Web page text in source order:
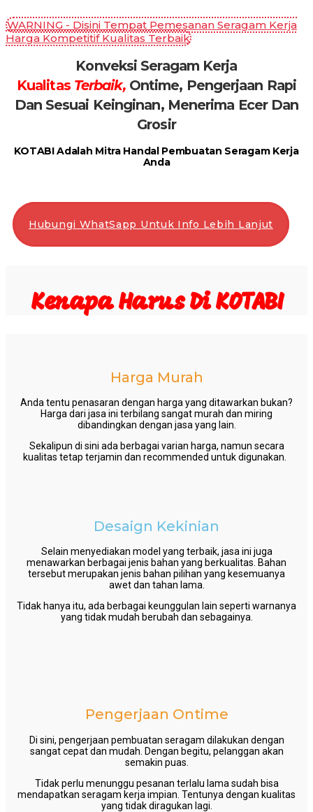
WARNING - Disini Tempat Pemesanan Seragam Kerja
Harga Kompetitif Kualitas Terbaik
Konveksi Seragam Kerja
Kualitas Terbaik,Ontime, Pengerjaan Rapi
Dan Sesuai Keinginan, Menerima Ecer Dan
Grosir
KOTABI Adalah Mitra Handal Pembuatan Seragam Kerja
Anda
Hubungi WhatSapp Untuk Info Lebih Lanjut
Kenapa Harus Di KOTABI
Harga Murah
Anda tentu penasaran dengan harga yang ditawarkan bukan?
Harga dari jasa ini terbilang sangat murah dan miring
dibandingkan dengan jasa yang lain.
Sekalipun di sini ada berbagai varian harga, namun secara
kualitas tetap terjamin dan recommended untuk digunakan.
Desaign Kekinian
Selain menyediakan model yang terbaik, jasa ini juga
menawarkan berbagai jenis bahan yang berkualitas. Bahan
tersebut merupakan jenis bahan pilihan yang kesemuanya
awet dan tahan lama.
Tidak hanya itu, ada berbagai keunggulan lain seperti warnanya
yang tidak mudah berubah dan sebagainya.
Pengerjaan Ontime
Di sini, pengerjaan pembuatan seragam dilakukan dengan
sangat cepat dan mudah. Dengan begitu, pelanggan akan
semakin puas.
Tidak perlu menunggu pesanan terlalu lama sudah bisa
mendapatkan seragam kerja impian. Tentunya dengan kualitas
yang tidak diragukan lagi.